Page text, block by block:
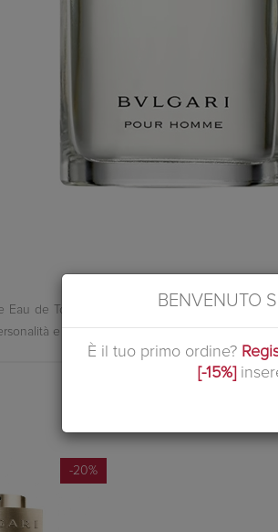
Eau de Toilette: Bulgari pour Homme Eau de
e il proprio carisma. Nella piramide
-20%
BENVENUTO
È il tuo primo ordine?
[-15%]